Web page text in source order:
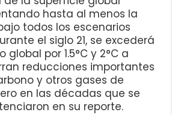
hasta al menos la
todos los escenarios
el siglo 21, se excederá
por 1.5°C y 2°C a
reducciones importantes
y otros gases de
en las décadas que se
en su reporte.